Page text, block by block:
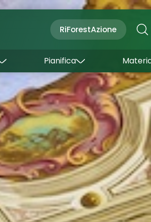
RiForestAzione
Con bambini
Inverno
Estate
Esperienze
Pianifica
Dove dormire
Come arrivare
Come muoversi
Wishlist
Uffici turistici